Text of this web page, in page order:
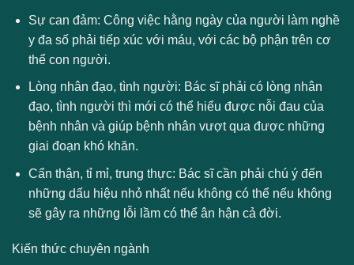
Sự can đảm: Công việc hằng ngày của người làm nghề
y đa số phải tiếp xúc với máu, với các bộ phận trên cơ
thể con người.
Lòng nhân đạo, tình người: Bác sĩ phải có lòng nhân
đạo, tình người thì mới có thể hiểu được nỗi đau của
bệnh nhân và giúp bệnh nhân vượt qua được những
giai đoạn khó khăn.
Cẩn thận, tỉ mỉ, trung thực: Bác sĩ cần phải chú ý đến
những dấu hiệu nhỏ nhất nếu không có thể nếu không
sẽ gây ra những lỗi lầm có thể ân hận cả đời.
Kiến thức chuyên ngành